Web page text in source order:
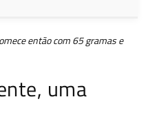
então com 65 gramas e
uma